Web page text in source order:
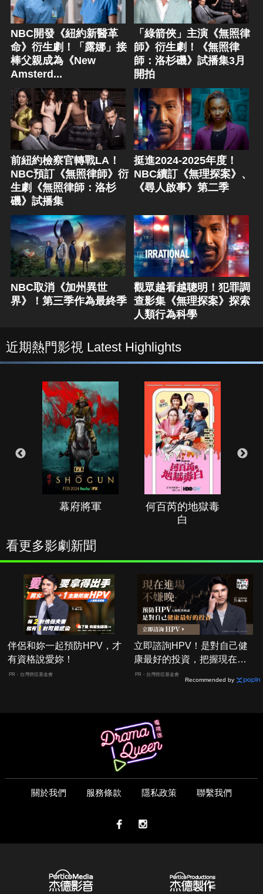
NBC開發《紐約新醫革
命》衍生劇！「露娜」接
棒父親成為《New
Amsterd...
「綠箭俠」主演《無照律
師》衍生劇！《無照律
師：洛杉磯》試播集3月
開拍
前紐約檢察官轉戰LA！
NBC預訂《無照律師》衍
生劇《無照律師：洛杉
磯》試播集
挺進2024-2025年度！
NBC續訂《無理探案》、
《尋人啟事》第二季
NBC取消《加州異世
界》！第三季作為最終季
觀眾越看越聰明！犯罪調
查影集《無理探案》探索
人類行為科學
近期熱門影視 Latest Highlights
幕府將軍
何百芮的地獄毒
白
看更多影劇新聞
伴侶和妳一起預防HPV，才
有資格說愛妳！
PR・台灣癌症基金會
立即諮詢HPV！是對自己健
康最好的投資，把握現在不
嫌晚！
PR・台灣癌症基金會
Recommended by
關於我們 服務條款 隱私政策 聯繫我們